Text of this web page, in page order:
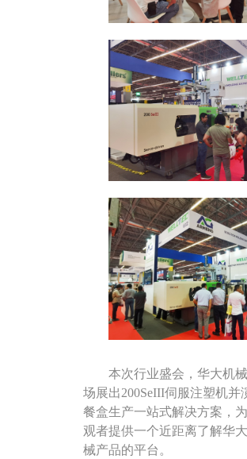
本次行业盛会，华大机
场展出200SeIII伺服注塑机并
餐盒生产一站式解决方案 ，
观者提供一个近距离了解华
械产品的平台。